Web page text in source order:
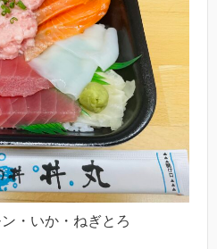
・いか・ねぎとろ